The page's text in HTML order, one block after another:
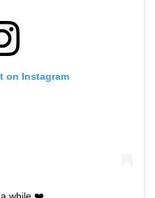
on Instagram